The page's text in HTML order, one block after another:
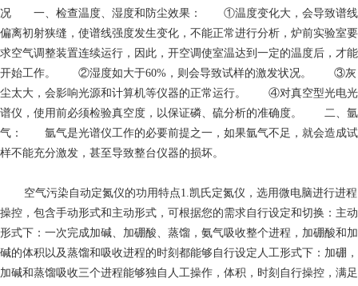
况 一、检查温度、湿度和防尘效果： ①温度变化大，会导致谱线
偏离初射狭缝，使谱线强度发生变化，不能正常进行分析，炉前实验室要
求空气调整装置连续运行，因此，开空调使室温达到一定的温度后，才能
开始工作。 ②湿度如大于60%，则会导致试样的激发状况。 ③灰
尘太大，会影响光源和计算机等仪器的正常运行。 ④对真空型光电光
谱仪，使用前必须检验真空度，以保证磷、硫分析的准确度。 二、氩
气： 氩气是光谱仪工作的必要前提之一，如果氩气不足，就会造成试
样不能充分激发，甚至导致整台仪器的损坏。
空气污染 自动定氮仪的功用特点1.凯氏定氮仪，选用微电脑进行进程
操控，包含手动形式和主动形式，可根据您的需求自行设定和切换：主动
形式下：一次完成加碱、加硼酸、蒸馏，氨气吸收整个进程，加硼酸和加
碱的体积以及蒸馏和吸收进程的时刻都能够自行设定人工形式下：加硼，
加碱和蒸馏吸收三个进程能够独自人工操作，体积，时刻自行操控，满足